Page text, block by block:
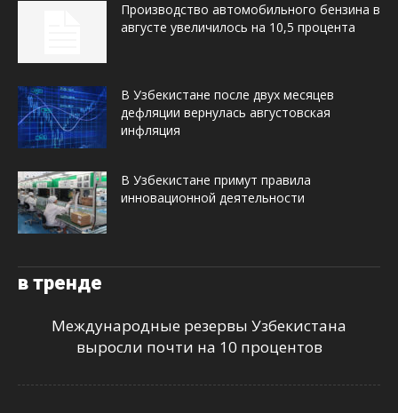
Производство автомобильного бензина в
августе увеличилось на 10,5 процента
В Узбекистане после двух месяцев
дефляции вернулась августовская
инфляция
В Узбекистане примут правила
инновационной деятельности
в тренде
Международные резервы Узбекистана
выросли почти на 10 процентов